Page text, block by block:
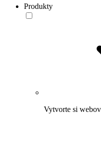
Produkty
Vytvorte si